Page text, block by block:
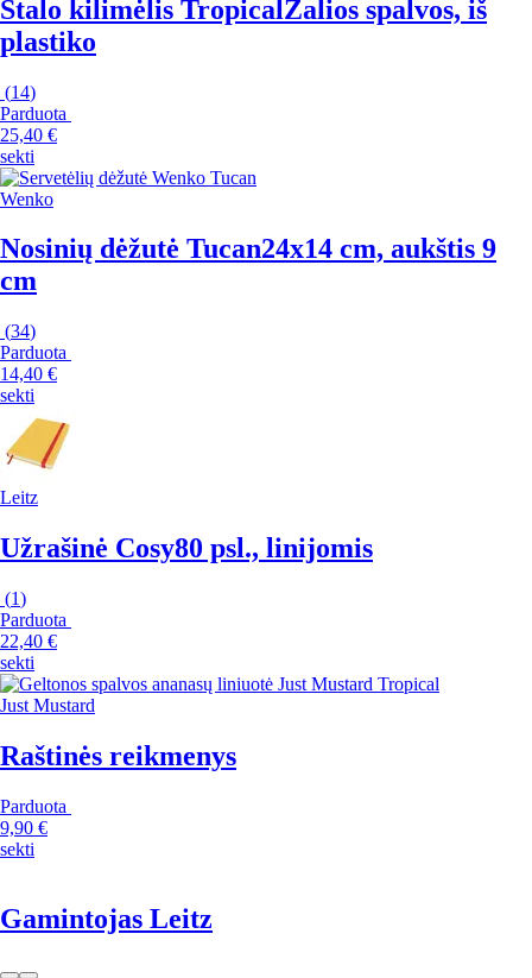
Stalo kilimėlis Tropical Žalios spalvos, iš
plastiko
(14)
Parduota
25,40 €
sekti
Wenko
Nosinių dėžutė Tucan24x14 cm, aukštis 9
cm
(34)
Parduota
14,40 €
sekti
Leitz
Užrašinė Cosy80 psl., linijomis
(1)
Parduota
22,40 €
sekti
Just Mustard
Raštinės reikmenys
Parduota
9,90 €
sekti
Gamintojas Leitz